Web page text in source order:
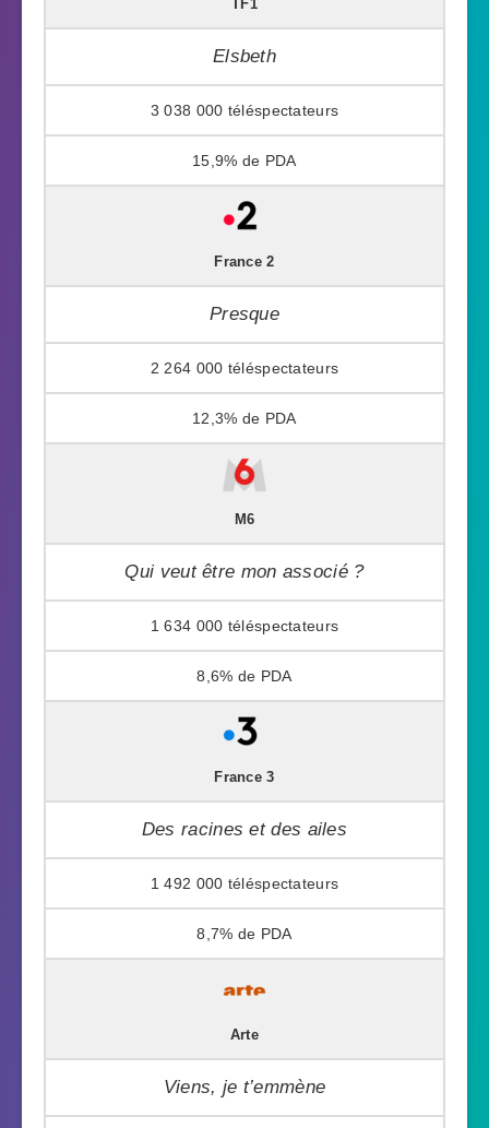
TF1
Elsbeth
3 038 000
15,9%
France 2
Presque
2 264 000
12,3%
M6
Qui veut être mon associé ?
1 634 000
8,6%
France 3
Des racines et des ailes
1 492 000
8,7%
Arte
Viens, je t’emmène